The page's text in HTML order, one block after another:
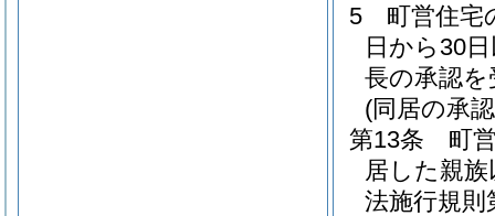
5
町営住宅
日から30
長の承認
(同居の承
第13条
町
居した親
法施行規